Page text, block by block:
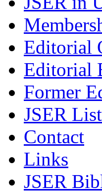
Editorial
Editorial
Former
JSER
Contact
Links
JSER